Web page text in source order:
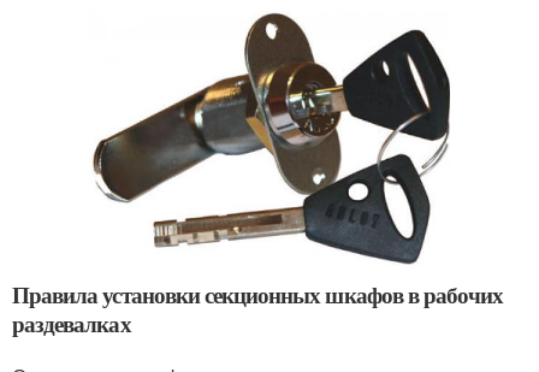
Правила установки секционных шкафов в рабочих
раздевалках